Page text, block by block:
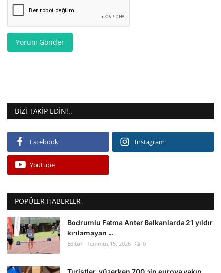
Yorum Gönder
BIZI TAKIP EDIN!..
Facebook Instagram
Youtube
POPÜLER HABERLER
Bodrumlu Fatma Anter Balkanlarda 21 yıldır
kırılamayan ...
Editör Temmuz 15, 2026 0
Turistler yüzerken 700 bin euroya yakın